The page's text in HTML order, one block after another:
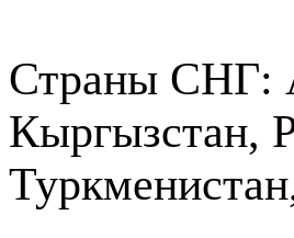
Страны СНГ:
Кыргызстан,